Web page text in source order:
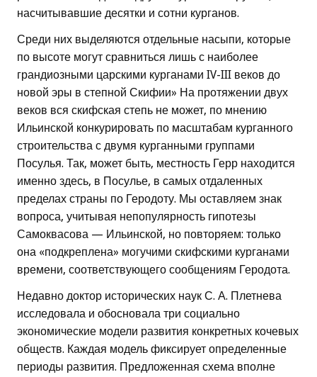
насчитывавшие десятки и сотни курганов.
Среди них выделяются отдельные насыпи, которые
по высоте могут сравниться лишь с наиболее
грандиозными царскими курганами IV-III веков до
новой эры в степной Скифии» На протяжении двух
веков вся скифская степь не может, по мнению
Ильинской конкурировать по масштабам курганного
строительства с двумя курганными группами
Посулья. Так, может быть, местность Герр находится
именно здесь, в Посулье, в самых отдаленных
пределах страны по Геродоту. Мы оставляем знак
вопроса, учитывая непопулярность гипотезы
Самоквасова — Ильинской, но повторяем: только
она «подкреплена» могучими скифскими курганами
времени, соответствующего сообщениям Геродота.
Недавно доктор исторических наук С. А. Плетнева
исследовала и обосновала три социально
экономические модели развития конкретных кочевых
обществ. Каждая модель фиксирует определенные
периоды развития. Предложенная схема вполне